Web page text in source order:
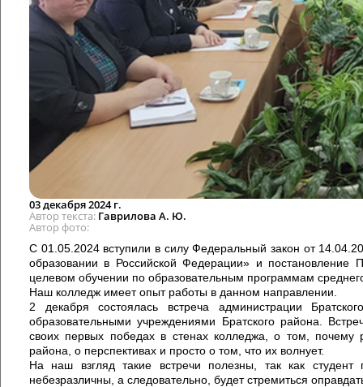
03 декабря 2024 г.
Автор текста Гаврилова А. Ю.
Автор фото
С 01.05.2024 вступили в силу Федеральный закон от
образовании в Российской Федерации» и
целевом обучении по образовательным программам
Наш колледж имеет опыт работы в данном направлении.
2 декабря состоялась встреча администрации
образовательными учреждениями Братского района.
своих первых победах в стенах колледжа, о том, почему
района, о перспективах и просто о том, что их волнует.
На наш взгляд такие встречи полезны, так как
небезразличны, а следовательно, будет стремиться